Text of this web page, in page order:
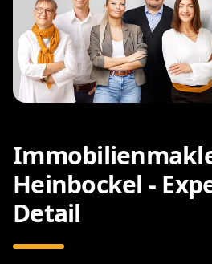
Heinbockel -
Detail